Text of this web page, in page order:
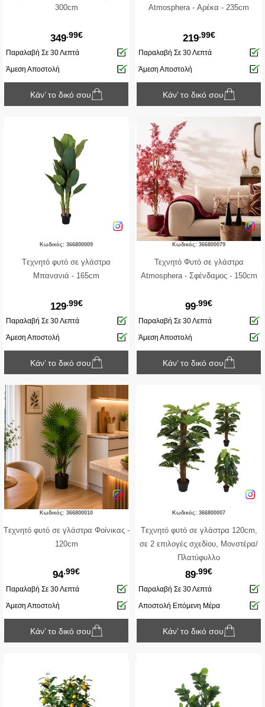
300cm
349.99€
Παραλαβή Σε 30 Λεπτά
Άμεση Αποστολή
Κάν’ το δικό σου
Atmosphera - Αρέκα - 235cm
219.99€
Παραλαβή Σε 30 Λεπτά
Άμεση Αποστολή
Κάν’ το δικό σου
Κωδικός: 366800009
Tεχνητό φυτό σε γλάστρα
Μπανανιά - 165cm
129.99€
Παραλαβή Σε 30 Λεπτά
Άμεση Αποστολή
Κάν’ το δικό σου
Κωδικός: 366800079
Τεχνητό Φυτό σε γλάστρα
Atmosphera - Σφένδαμος - 150cm
99.99€
Παραλαβή Σε 30 Λεπτά
Άμεση Αποστολή
Κάν’ το δικό σου
Κωδικός: 366800010
Tεχνητό φυτό σε γλάστρα Φοίνικας -
120cm
94.99€
Παραλαβή Σε 30 Λεπτά
Άμεση Αποστολή
Κάν’ το δικό σου
Κωδικός: 366800007
Tεχνητό φυτό σε γλάστρα 120cm,
σε 2 επιλογές σχεδίου, Μονστέρα/
Πλατύφυλλο
89.99€
Παραλαβή Σε 30 Λεπτά
Αποστολή Επόμενη Μέρα
Κάν’ το δικό σου